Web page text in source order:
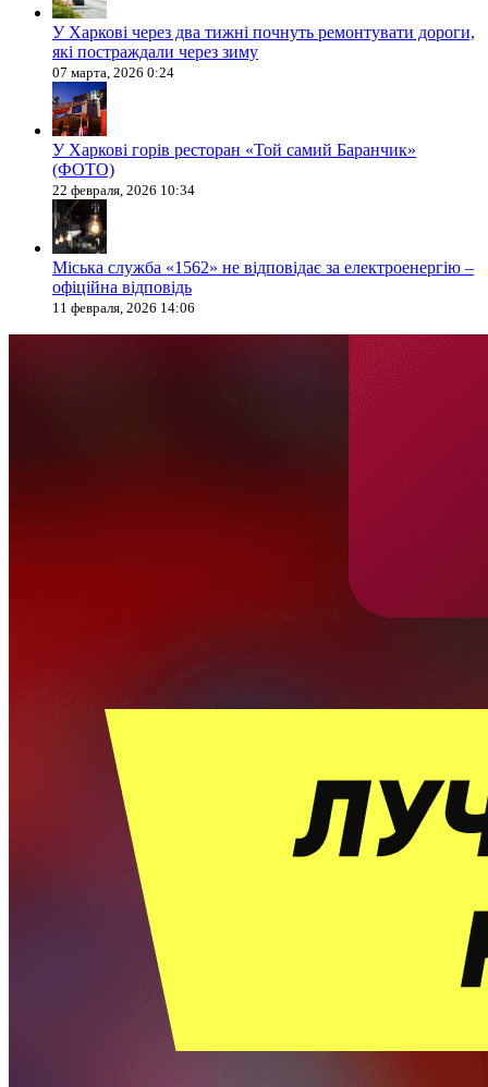
У Харкові через два тижні почнуть ремонтувати дороги,
які постраждали через зиму
07 марта, 2026 0:24
У Харкові горів ресторан «Той самий Баранчик»
(ФОТО)
22 февраля, 2026 10:34
Міська служба «1562» не відповідає за електроенергію –
офіційна відповідь
11 февраля, 2026 14:06